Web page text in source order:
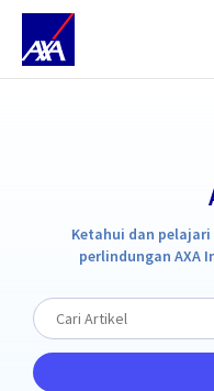
Ketahui dan
perlindungan AXA